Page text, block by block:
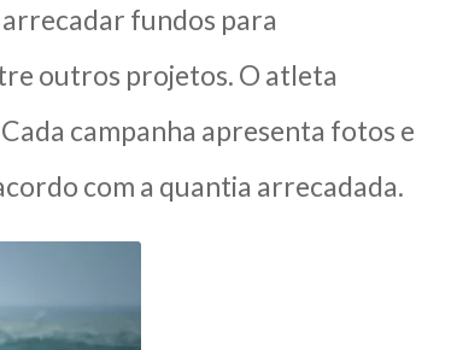
fundos para
outros projetos. O atleta
campanha apresenta fotos e
com a quantia arrecadada.